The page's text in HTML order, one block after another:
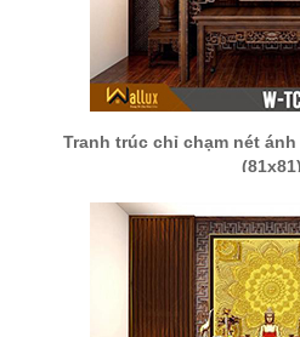
Tranh trúc chỉ chạm nét ánh
(81x81)